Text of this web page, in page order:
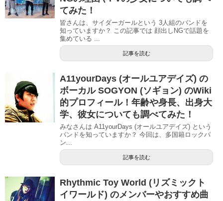
てみた！
皆さんは、サイダーガールという 3人組のバンドを
知っていますか？ この記事では 顔出しNGで話題を
集めている ...
記事を読む
A11yourDays (オールユアデイズ) の
ボーカル SOGYON (ソギョン) のWiki
的プロフィール！年齢や身長、出身大
学、彼女についても調べてみた！
みなさんは A11yourDays (オールユアデイズ) という
バンドを知っていますか？ 今回は、多国籍ロックバ
ン...
記事を読む
Rhythmic Toy World (リズミックト
イワールド) のメンバーやおすすめ曲